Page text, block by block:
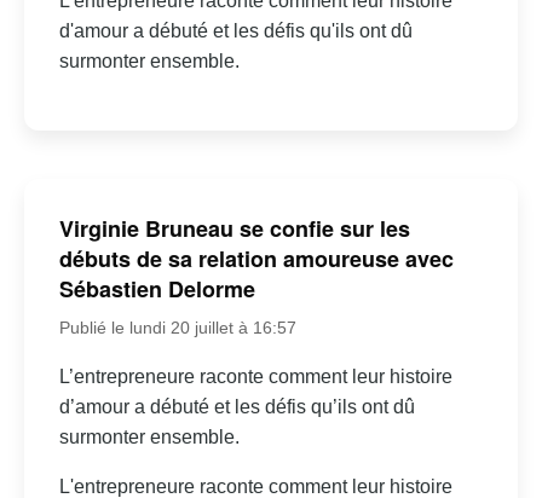
d'amour a débuté et les défis qu'ils ont dû
surmonter ensemble.
Virginie Bruneau se confie sur les
débuts de sa relation amoureuse avec
Sébastien Delorme
Publié le lundi 20 juillet à 16:57
L’entrepreneure raconte comment leur histoire
d’amour a débuté et les défis qu’ils ont dû
surmonter ensemble.
L'entrepreneure raconte comment leur histoire